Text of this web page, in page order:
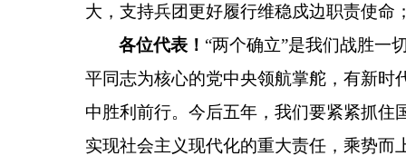
大，支持兵团更好履行维稳戍边职责使
各位代表！ “两个确立”是我们战胜一
平同志为核心的党中央领航掌舵，有新时
中胜利前行。今后五年，我们要紧紧抓
实现社会主义现代化的重大责任，乘势